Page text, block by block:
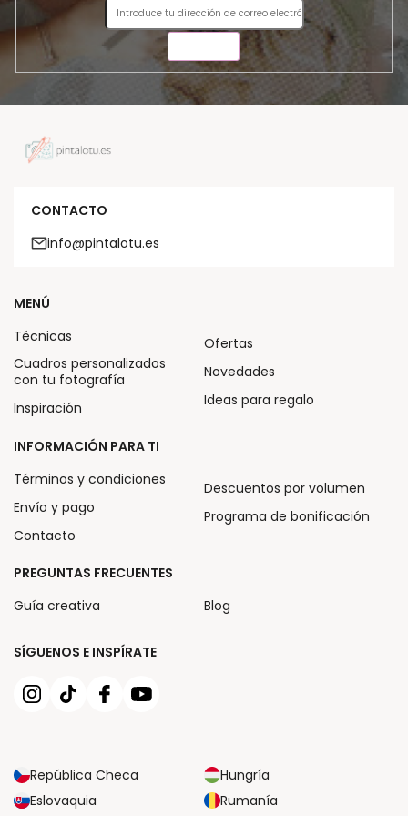
CONTACTO
info@pintalotu.es
SÍGUENOS E INSPÍRATE
República Checa
Hungría
Eslovaquia
Rumanía
MENÚ
Técnicas
Cuadros personalizados
con tu fotografía
Inspiración
Ofertas
Novedades
Ideas para regalo
INFORMACIÓN PARA TI
Términos y condiciones
Envío y pago
Contacto
Descuentos por volumen
Programa de bonificación
PREGUNTAS FRECUENTES
Guía creativa
Blog